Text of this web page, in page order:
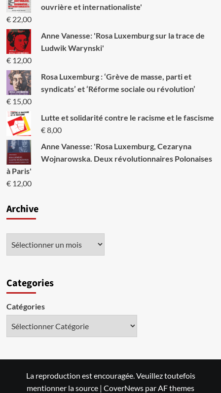
ouvrière et internationaliste'
€22,00
Anne Vanesse: 'Rosa Luxemburg sur la trace de
Ludwik Warynski'
€12,00
Rosa Luxemburg : ‘Grève de masse, parti et
syndicats’ et ‘Réforme sociale ou révolution’
€15,00
Lutte et solidarité contre le racisme et le fascisme
€8,00
Anne Vanesse: 'Rosa Luxemburg, Cezaryna
Wojnarowska. Deux révolutionnaires Polonaises
à Paris'
€12,00
Archive
Categories
Catégories
La reproduction est encouragée. Veuillez toutefois
mentionner la source | CoverNews par AF themes